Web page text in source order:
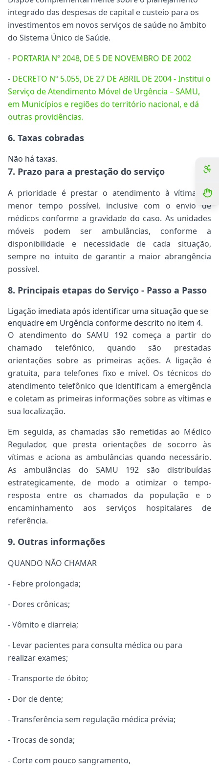
integrado das despesas de capital e custeio para os
investimentos em novos serviços de saúde no âmbito
do Sistema Único de Saúde.
- PORTARIA Nº 2048, DE 5 DE NOVEMBRO DE 2002
- DECRETO Nº 5.055, DE 27 DE ABRIL DE 2004 - Institui o
Serviço de Atendimento Móvel de Urgência – SAMU,
em Municípios e regiões do território nacional, e dá
outras providências.
6. Taxas cobradas
Não há taxas.
7. Prazo para a prestação do serviço
A prioridade é prestar o atendimento à vítima no
menor tempo possível, inclusive com o envio de
médicos conforme a gravidade do caso. As unidades
móveis podem ser ambulâncias, conforme a
disponibilidade e necessidade de cada situação,
sempre no intuito de garantir a maior abrangência
possível.
8. Principais etapas do Serviço - Passo a Passo
Ligação imediata após identificar uma situação que se
enquadre em Urgência conforme descrito no item 4.
O atendimento do SAMU 192 começa a partir do
chamado telefônico, quando são prestadas
orientações sobre as primeiras ações. A ligação é
gratuita, para telefones fixo e mível. Os técnicos do
atendimento telefônico que identificam a emergência
e coletam as primeiras informações sobre as vítimas e
sua localização.
Em seguida, as chamadas são remetidas ao Médico
Regulador, que presta orientações de socorro às
vítimas e aciona as ambulâncias quando necessário.
As ambulâncias do SAMU 192 são distribuídas
estrategicamente, de modo a otimizar o tempo-
resposta entre os chamados da população e o
encaminhamento aos serviços hospitalares de
referência.
9. Outras informações
QUANDO NÃO CHAMAR
- Febre prolongada;
- Dores crônicas;
- Vômito e diarreia;
- Levar pacientes para consulta médica ou para
realizar exames;
- Transporte de óbito;
- Dor de dente;
- Transferência sem regulação médica prévia;
- Trocas de sonda;
- Corte com pouco sangramento,